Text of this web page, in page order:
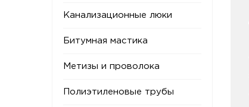
Канализационные люки
Битумная мастика
Метизы и проволока
Полиэтиленовые трубы